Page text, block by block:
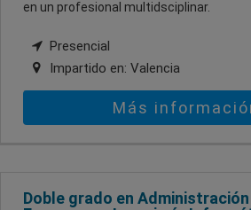
en un profesional multidsciplinar.
Presencial
Impartido en: Valencia
Más
Doble grado en